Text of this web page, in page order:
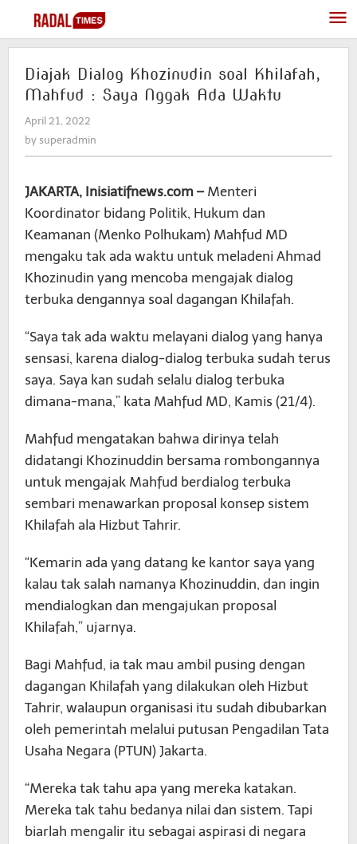
content
Diajak Dialog Khozinudin soal Khilafah,
Mahfud : Saya Nggak Ada Waktu
April 21, 2022
by superadmin
JAKARTA, Inisiatifnews.com –Menteri
Koordinator bidang Politik, Hukum dan
Keamanan (Menko Polhukam) Mahfud MD
mengaku tak ada waktu untuk meladeni Ahmad
Khozinudin yang mencoba mengajak dialog
terbuka dengannya soal dagangan Khilafah.
“Saya tak ada waktu melayani dialog yang hanya
sensasi, karena dialog-dialog terbuka sudah terus
saya. Saya kan sudah selalu dialog terbuka
dimana-mana,” kata Mahfud MD, Kamis (21/4).
Mahfud mengatakan bahwa dirinya telah
didatangi Khozinuddin bersama rombongannya
untuk mengajak Mahfud berdialog terbuka
sembari menawarkan proposal konsep sistem
Khilafah ala Hizbut Tahrir.
“Kemarin ada yang datang ke kantor saya yang
kalau tak salah namanya Khozinuddin, dan ingin
mendialogkan dan mengajukan proposal
Khilafah,” ujarnya.
Bagi Mahfud, ia tak mau ambil pusing dengan
dagangan Khilafah yang dilakukan oleh Hizbut
Tahrir, walaupun organisasi itu sudah dibubarkan
oleh pemerintah melalui putusan Pengadilan Tata
Usaha Negara (PTUN) Jakarta.
“Mereka tak tahu apa yang mereka katakan.
Mereka tak tahu bedanya nilai dan sistem. Tapi
biarlah mengalir itu sebagai aspirasi di negara